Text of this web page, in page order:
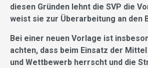
diesen Gründen lehnt die SVP die
weist sie zur Überarbeitung an den
Bei einer neuen Vorlage ist
achten, dass beim Einsatz der
und Wettbewerb herrscht und die